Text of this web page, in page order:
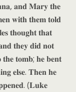
𝐚𝐧𝐝 𝐌𝐚𝐫𝐲 𝐭𝐡𝐞
𝐰𝐢𝐭𝐡 𝐭𝐡𝐞𝐦 𝐭𝐨𝐥𝐝
𝐭𝐡𝐨𝐮𝐠𝐡𝐭 𝐭𝐡𝐚𝐭
𝐭𝐡𝐞𝐲 𝐝𝐢𝐝 𝐧𝐨𝐭
𝐭𝐡𝐞 𝐭𝐨𝐦𝐛; 𝐡𝐞 𝐛𝐞𝐧𝐭
𝐞𝐥𝐬𝐞. 𝐓𝐡𝐞𝐧 𝐡𝐞
(𝐋𝐮𝐤𝐞